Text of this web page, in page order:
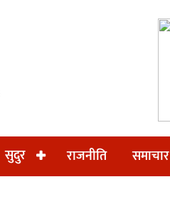
सुदुर राजनीति समाचार